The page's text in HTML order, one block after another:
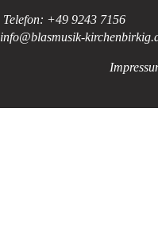
Telefon: +49 9243 7156
info@blasmusik-